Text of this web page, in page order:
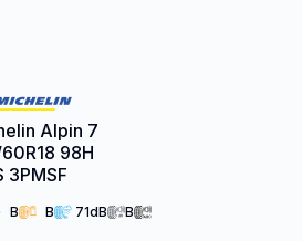
Alpin 7
98H
3PMSF
B B 71dB B